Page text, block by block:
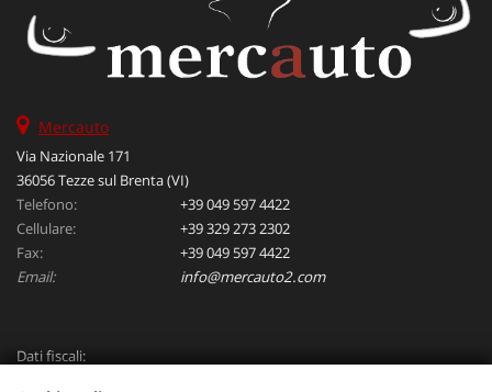
Mercauto
Via Nazionale 171
36056 Tezze sul Brenta (VI)
Telefono:
+39 049 597 4422
Cellulare:
+39 329 273 2302
Fax:
+39 049 597 4422
Email:
info@mercauto2.com
Dati fiscali: